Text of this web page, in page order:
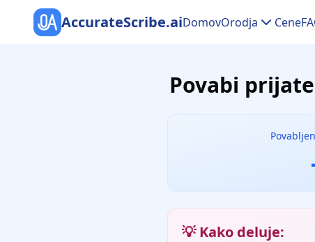
AccurateScribe.aiDomovOrodja Cene
Povabi
💡 Kako deluje: